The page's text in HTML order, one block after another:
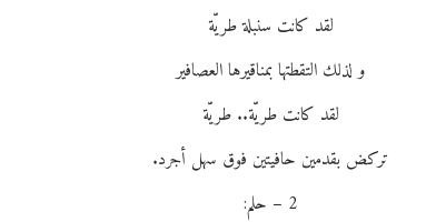
لقد كانت سنبلة طريّة
و لذلك التقطتها بمناقيرها العصافير
لقد كانت طريّة.. طريّة
تركض بقدمين حافيتين فوق سهل أجرد.
2 – حلم: